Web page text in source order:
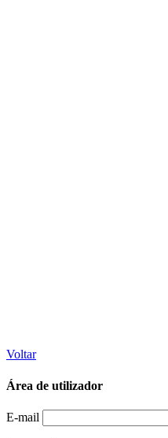
Voltar
Área de utilizador
E-mail